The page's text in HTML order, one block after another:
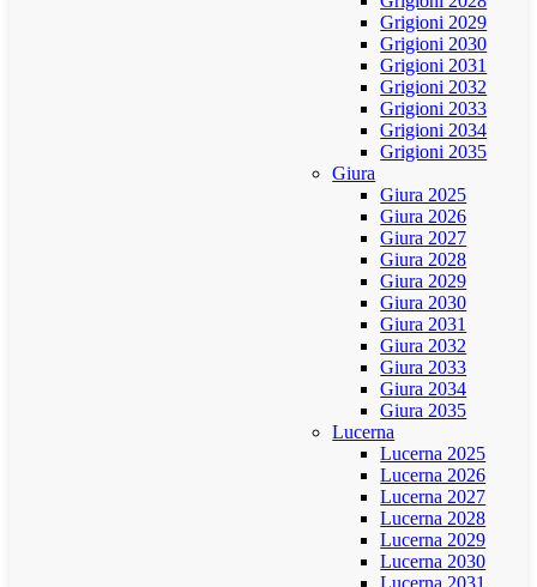
Grigioni 2029
Grigioni 2030
Grigioni 2031
Grigioni 2032
Grigioni 2033
Grigioni 2034
Grigioni 2035
Giura
Giura 2025
Giura 2026
Giura 2027
Giura 2028
Giura 2029
Giura 2030
Giura 2031
Giura 2032
Giura 2033
Giura 2034
Giura 2035
Lucerna
Lucerna 2025
Lucerna 2026
Lucerna 2027
Lucerna 2028
Lucerna 2029
Lucerna 2030
Lucerna 2031